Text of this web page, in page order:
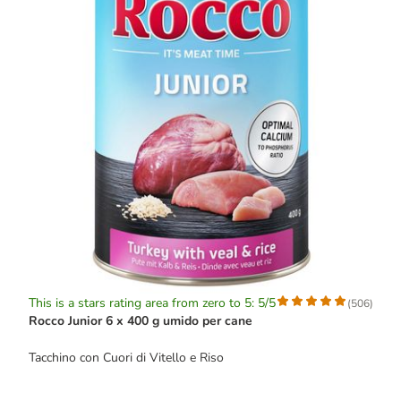
This is a stars rating area from zero to 5: 5/5 (506)
Rocco Junior 6 x 400 g umido per cane
Tacchino con Cuori di Vitello e Riso